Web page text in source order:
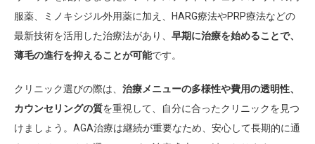
服薬、ミノキシジル外用薬に加え、HARG療法やPRP療法などの
最新技術を活用した治療法があり、 早期に治療を始めることで、
薄毛の進行を抑えることが可能です。
クリニック選びの際は、 治療メニューの多様性や費用の透明性、
カウンセリングの質を重視して、自分に合ったクリニックを見つ
けましょう。AGA治療は継続が重要なため、安心して長期的に通